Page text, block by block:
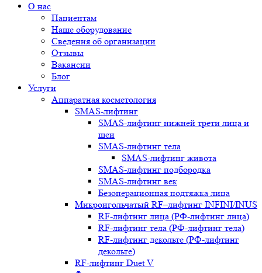
О нас
Пациентам
Наше оборудование
Сведения об организации
Отзывы
Вакансии
Блог
Услуги
Аппаратная косметология
SMAS-лифтинг
SMAS-лифтинг нижней трети лица и
шеи
SMAS-лифтинг тела
SMAS-лифтинг живота
SMAS-лифтинг подбородка
SMAS-лифтинг век
Безоперационная подтяжка лица
Микроигольчатый RF–лифтинг INFINI/INUS
RF-лифтинг лица (РФ-лифтинг лица)
RF-лифтинг тела (РФ-лифтинг тела)
RF-лифтинг декольте (РФ-лифтинг
декольте)
RF-лифтинг Duet V